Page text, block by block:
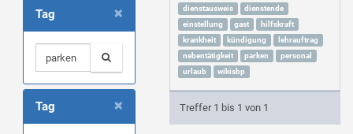
×
Tag
×
Tag
dienstausweis
dienstende
einstellung
gast
hilfskraft
krankheit
kündigung
lehrauftrag
nebentätigkeit
parken
personal
urlaub
wikisbp
Treffer 1 bis 1 von 1